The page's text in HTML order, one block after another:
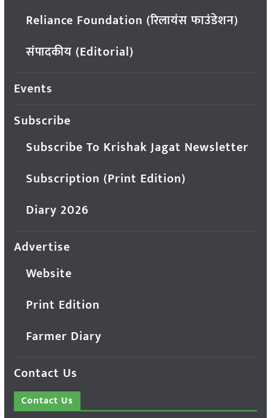
Reliance Foundation (रिलायंस फाउंडेशन)
संपादकीय (Editorial)
Events
Subscribe
Subscribe To Krishak Jagat Newsletter
Subscription (Print Edition)
Diary 2026
Advertise
Website
Print Edition
Farmer Diary
Contact Us
Contact Us